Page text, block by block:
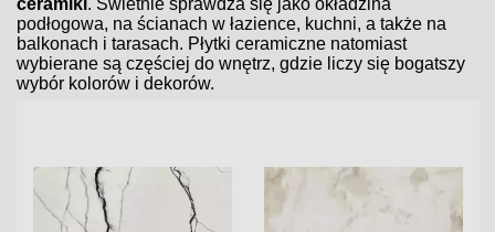
podłogowa, na ścianach w łazience, kuchni, a także na
balkonach i tarasach. Płytki ceramiczne natomiast
wybierane są częściej do wnętrz, gdzie liczy się bogatszy
wybór kolorów i dekorów.